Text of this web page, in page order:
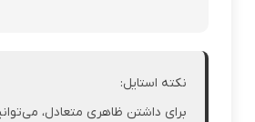
نکته استایل:
برای داشتن ظاهری متعادل،